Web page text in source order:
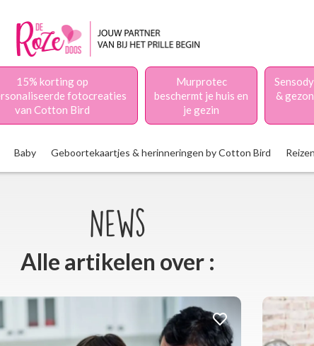
15% korting op
fotocreaties
van Cotton Bird
Murprotec
beschermt je huis en
je gezin
&
Baby Geboortekaartjes & herinneringen by Cotton Bird
News
Alle artikelen over :